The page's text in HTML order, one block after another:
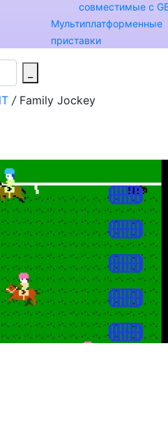
совместимые с
Мультиплатформенные
приставки
/ Family Jockey